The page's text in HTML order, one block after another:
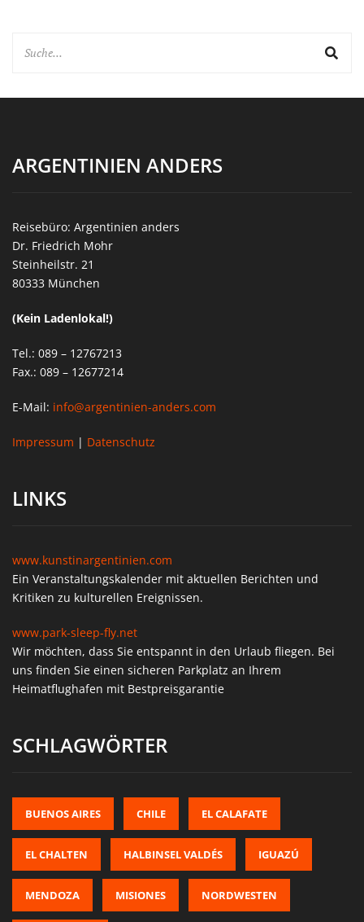
ARGENTINIEN ANDERS
Reisebüro: Argentinien anders
Dr. Friedrich Mohr
Steinheilstr. 21
80333 München
(Kein Ladenlokal!)
Tel.: 089 – 12767213
Fax.: 089 – 12677214
E-Mail: info@argentinien-anders.com
Impressum | Datenschutz
LINKS
www.kunstinargentinien.com
Ein Veranstaltungskalender mit aktuellen Berichten und
Kritiken zu kulturellen Ereignissen.
www.park-sleep-fly.net
Wir möchten, dass Sie entspannt in den Urlaub fliegen. Bei
uns finden Sie einen sicheren Parkplatz an Ihrem
Heimatflughafen mit Bestpreisgarantie
SCHLAGWÖRTER
BUENOS AIRES CHILE EL CALAFATE
EL CHALTEN HALBINSEL VALDÉS IGUAZÚ
MENDOZA MISIONES NORDWESTEN